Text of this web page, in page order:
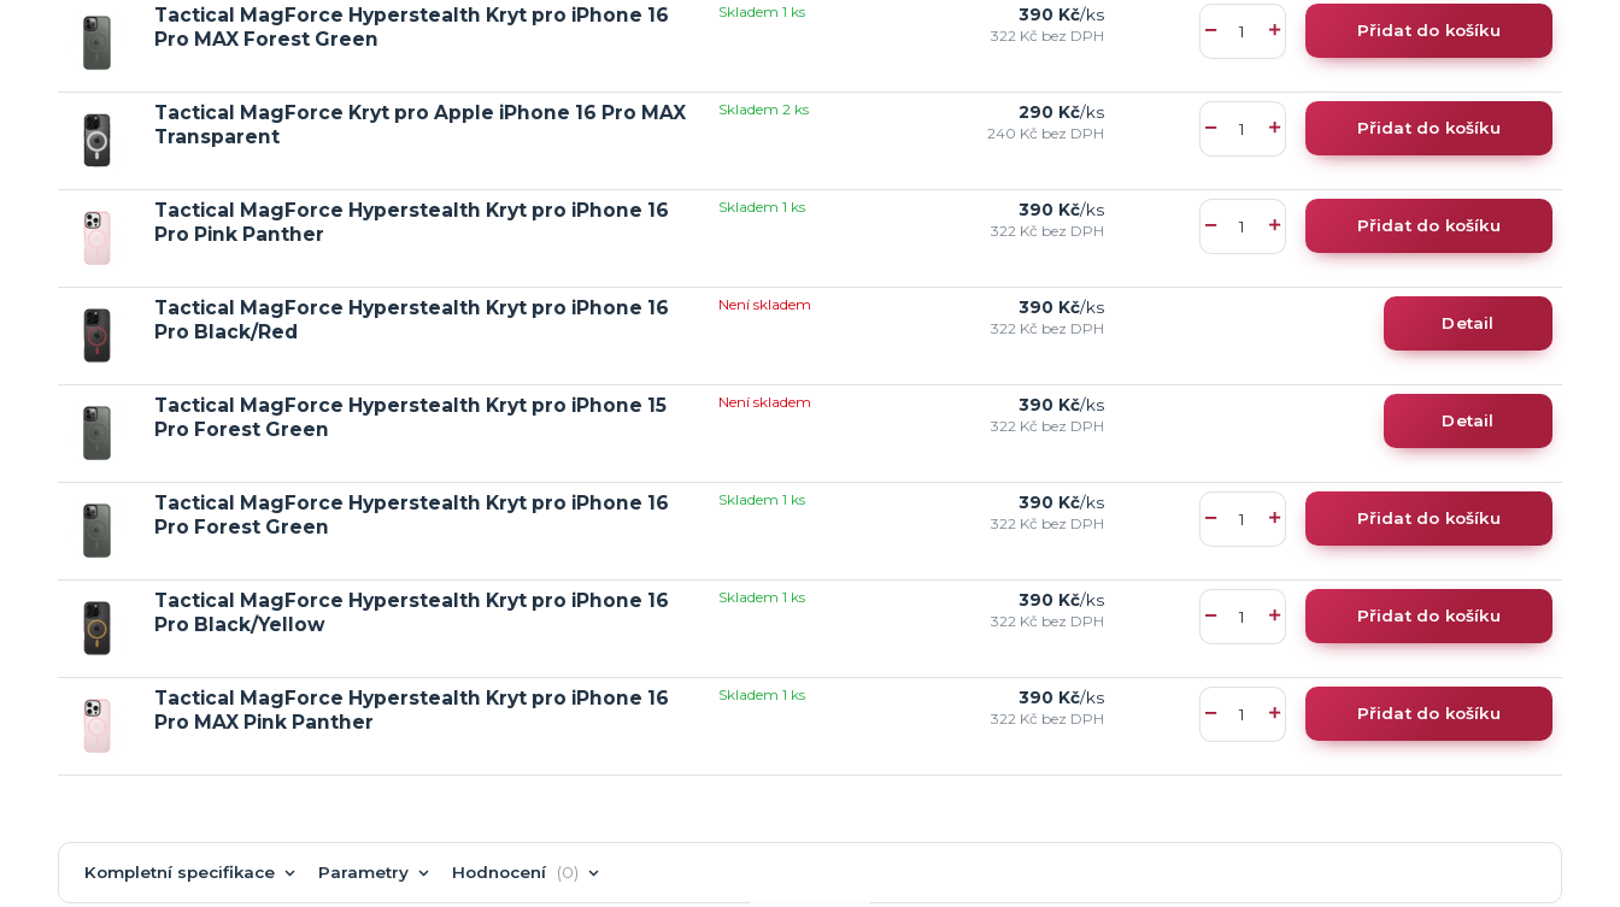
Tactical MagForce Hyperstealth Kryt pro iPhone 16
Pro MAX Forest Green
390 Kč/ks
322 Kč bez DPH
Skladem 1 ks
Přidat do košíku
Tactical MagForce Kryt pro Apple iPhone 16 Pro MAX
Transparent
290 Kč/ks
240 Kč bez DPH
Skladem 2 ks
Přidat do košíku
Tactical MagForce Hyperstealth Kryt pro iPhone 16
Pro Pink Panther
390 Kč/ks
322 Kč bez DPH
Skladem 1 ks
Přidat do košíku
Tactical MagForce Hyperstealth Kryt pro iPhone 16
Pro Black/Red
390 Kč/ks
322 Kč bez DPH
Není skladem
Detail
Tactical MagForce Hyperstealth Kryt pro iPhone 15
Pro Forest Green
390 Kč/ks
322 Kč bez DPH
Není skladem
Detail
Tactical MagForce Hyperstealth Kryt pro iPhone 16
Pro Forest Green
390 Kč/ks
322 Kč bez DPH
Skladem 1 ks
Přidat do košíku
Tactical MagForce Hyperstealth Kryt pro iPhone 16
Pro Black/Yellow
390 Kč/ks
322 Kč bez DPH
Skladem 1 ks
Přidat do košíku
Tactical MagForce Hyperstealth Kryt pro iPhone 16
Pro MAX Pink Panther
390 Kč/ks
322 Kč bez DPH
Skladem 1 ks
Přidat do košíku
Kompletní specifikace Parametry Hodnocení 0